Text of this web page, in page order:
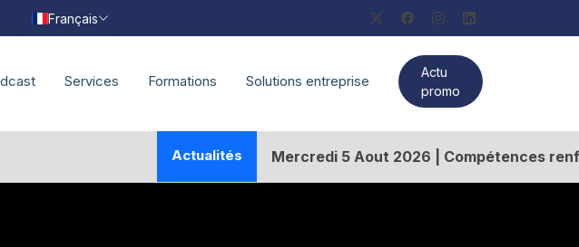
Français
Services Formations Solutions entreprise
Actu
promo
Mercredi 5 Aout 2026 | Compétences renforcées et
X